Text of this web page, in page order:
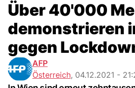
Über 40'000
demonstrieren
gegen
AFP
Österreich, 04.12.2021 -